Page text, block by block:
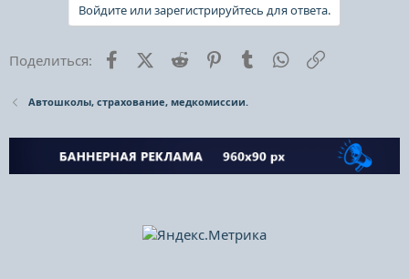
Войдите или зарегистрируйтесь для ответа.
Поделиться: FacebookX (Twitter)
Reddit PinterestTumblr WhatsApp
Автошколы, страхование, медкомиссии.